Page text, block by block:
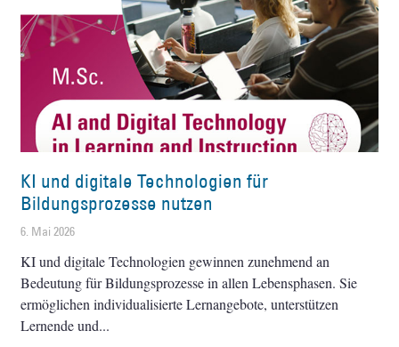
KI und digitale Technologien für
Bildungsprozesse nutzen
6. Mai 2026
KI und digitale Technologien gewinnen zunehmend an
Bedeutung für Bildungsprozesse in allen Lebensphasen. Sie
ermöglichen individualisierte Lernangebote, unterstützen
Lernende und